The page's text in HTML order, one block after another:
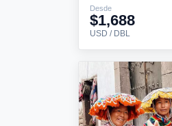
Desde
$1,688
USD / DBL